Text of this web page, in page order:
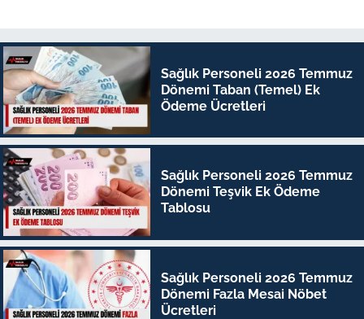
Sağlık Personeli 2026 Temmuz
Dönemi Taban (Temel) Ek
Ödeme Ücretleri
Sağlık Personeli 2026 Temmuz
Dönemi Teşvik Ek Ödeme
Tablosu
Sağlık Personeli 2026 Temmuz
Dönemi Fazla Mesai Nöbet
Ücretleri